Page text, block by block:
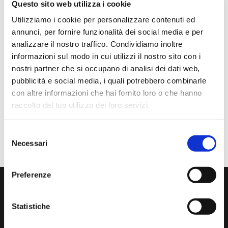
Questo sito web utilizza i cookie
Utilizziamo i cookie per personalizzare contenuti ed
annunci, per fornire funzionalità dei social media e per
analizzare il nostro traffico. Condividiamo inoltre
informazioni sul modo in cui utilizzi il nostro sito con i
nostri partner che si occupano di analisi dei dati web,
pubblicità e social media, i quali potrebbero combinarle
con altre informazioni che hai fornito loro o che hanno
raccolto dal tuo utilizzo dei loro servizi.
delNecessari
Preferenze
Statistiche
Anna Prokhorova
2 mesi fa
★★★★★
Volevo raccontarvi la nostra storia. Mia figlia studia con
Francesca Raimondi (La musica e Gioia) da diversi anni.
Iscriviti alla nostra newsletters